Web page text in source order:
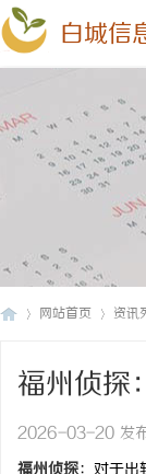
白城信
网站首页 资讯
福州侦探
2026-03-20 发
福州侦探：对于出